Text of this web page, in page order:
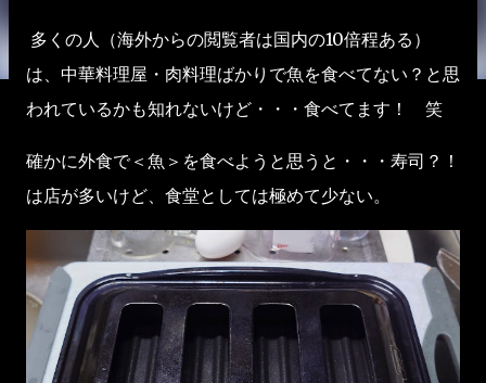
多くの人（海外からの閲覧者は国内の10倍程ある）
は、中華料理屋・肉料理ばかりで魚を食べてない？と思
われているかも知れないけど・・・食べてます！ 笑
確かに外食で＜魚＞を食べようと思うと・・・寿司？！
は店が多いけど、食堂としては極めて少ない。